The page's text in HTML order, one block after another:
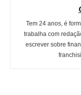
Tem 24 anos, é
trabalha com
escrever sobre